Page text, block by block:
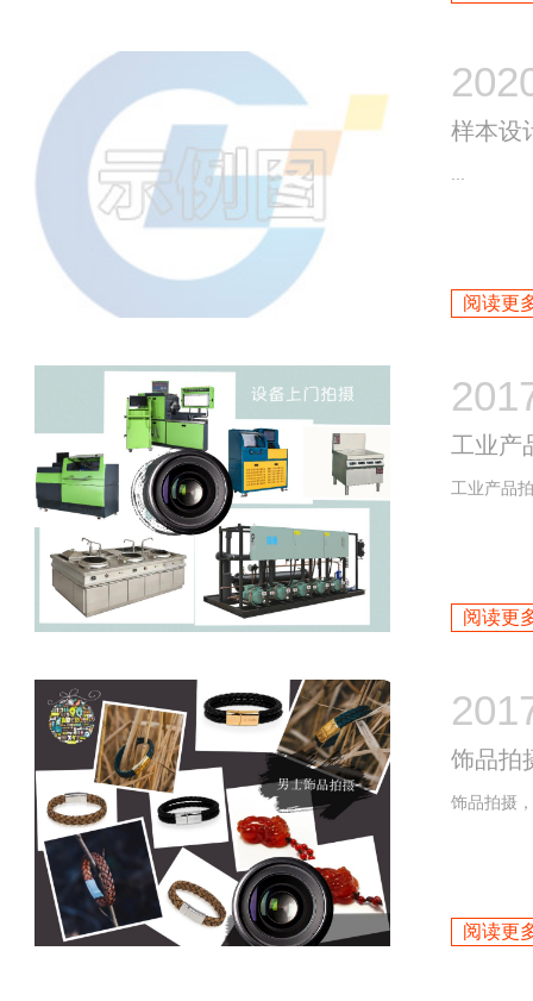
样本设
阅读更
工业产
工业产品
阅读更
饰品拍
饰品拍摄
阅读更